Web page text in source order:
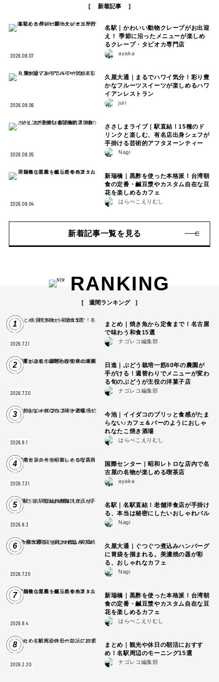
新着記事
2026.08.07
名駅｜かわいい動物クレープがお出迎
え！ 季節に沿ったメニューが楽しめ
るクレープ・タピオカ専門店
ayaka
2026.08.06
久屋大通｜まるでハワイ気分！彩り豊
かなフルーツスイーツが楽しめるハワ
イアンレストラン
juri
2026.08.05
ささしまライブ｜駅直結！15種のド
リンクと楽しむ、有名店出身シェフが
手掛ける芸術的アフタヌーンティー
Nagi
2026.08.04
新瑞橋｜黒酢を使った本格派！台湾朝
食の定番・鹹豆漿やカスタム自在な豆
花を楽しめるカフェ
はらぺこえりむし
新着記事一覧を見る
RANKING
週間ランキング
1
2026.7.31
まとめ｜焼き魚から定食まで！名古屋
で味わう和食15選
ナゴレコ編集部
2
2026.7.30
日進｜ぶどう栽培一筋60年の農園が
手がける！週替わりでメニューが変わ
る旬のぶどうが主役の洋菓子店
ナゴレコ編集部
3
2026.8.1
今池｜イイダコのプリッと食感がたま
らない♪カフェ＆バーのようにおしゃ
れなたこ焼き酒場
はらぺこえりむし
4
2026.7.31
国際センター｜昭和レトロな店内で名
古屋の名物が楽しめる喫茶店
ayaka
5
2026.8.3
名駅｜名駅直結！老舗洋食店が手掛け
る、本当は秘密にしたいおしゃれバル
Nagi
6
2026.7.30
久屋大通｜ぐつぐつ煮込みハンバーグ
に胃袋を掴まれる。美濃焼の器が彩
る、おしゃれなカフェ
Nagi
7
2026.8.4
新瑞橋｜黒酢を使った本格派！台湾朝
食の定番・鹹豆漿やカスタム自在な豆
花を楽しめるカフェ
はらぺこえりむし
8
2026.2.20
まとめ｜観光や休日の朝活におすす
め！名駅周辺のモーニング15選
ナゴレコ編集部